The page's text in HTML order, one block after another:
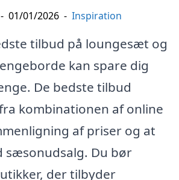
- 01/01/2026 - Inspiration
tilbud på loungesæt og
kan spare dig
De bedste tilbud
kombinationen af online
af priser og at
sæsonudsalg. Du bør
der tilbyder